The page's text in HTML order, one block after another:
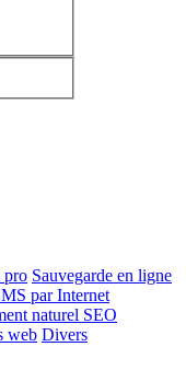
pro Sauvegarde en ligne
par Internet
naturel SEO
web Divers